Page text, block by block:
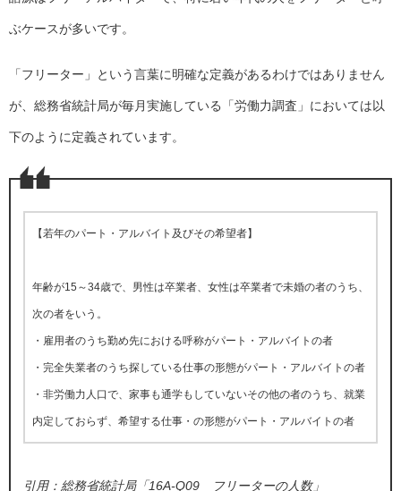
ぶケースが多いです。
「フリーター」という言葉に明確な定義があるわけではありません
が、総務省統計局が毎月実施している「労働力調査」においては以
下のように定義されています。
【若年のパート・アルバイト及びその希望者】
年齢が15～34歳で、男性は卒業者、女性は卒業者で未婚の者のうち、
次の者をいう。
・雇用者のうち勤め先における呼称がパート・アルバイトの者
・完全失業者のうち探している仕事の形態がパート・アルバイトの者
・非労働力人口で、家事も通学もしていないその他の者のうち、就業
内定しておらず、希望する仕事・の形態がパート・アルバイトの者
引用：総務省統計局「16A-Q09 フリーターの人数」